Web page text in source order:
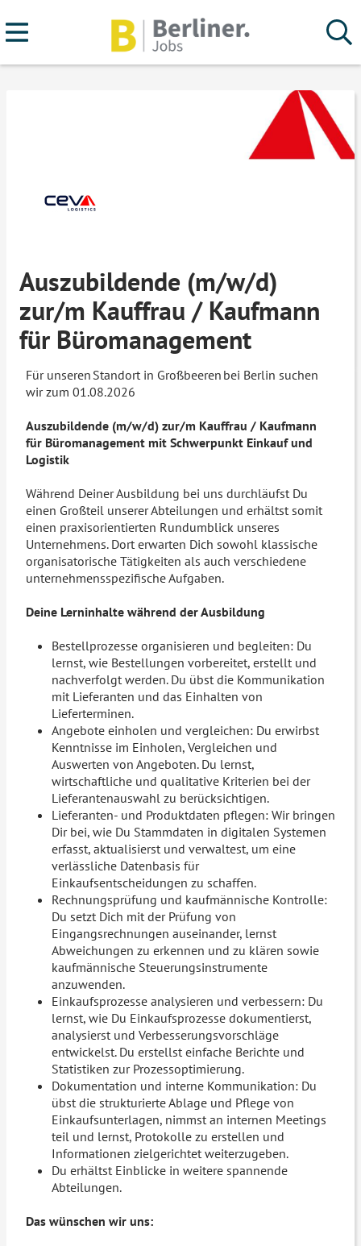
Auszubildende (m/w/d)
zur/m Kauffrau / Kaufmann
für Büromanagement
Für unseren Standort in Großbeeren bei Berlin suchen
wir zum 01.08.2026
Auszubildende (m/w/d) zur/m Kauffrau / Kaufmann
für Büromanagement mit Schwerpunkt Einkauf und
Logistik
Während Deiner Ausbildung bei uns durchläufst Du
einen Großteil unserer Abteilungen und erhältst somit
einen praxisorientierten Rundumblick unseres
Unternehmens. Dort erwarten Dich sowohl klassische
organisatorische Tätigkeiten als auch verschiedene
unternehmensspezifische Aufgaben.
Deine Lerninhalte während der Ausbildung
Bestellprozesse organisieren und begleiten: Du
lernst, wie Bestellungen vorbereitet, erstellt und
nachverfolgt werden. Du übst die Kommunikation
mit Lieferanten und das Einhalten von
Lieferterminen.
Angebote einholen und vergleichen: Du erwirbst
Kenntnisse im Einholen, Vergleichen und
Auswerten von Angeboten. Du lernst,
wirtschaftliche und qualitative Kriterien bei der
Lieferantenauswahl zu berücksichtigen.
Lieferanten- und Produktdaten pflegen: Wir bringen
Dir bei, wie Du Stammdaten in digitalen Systemen
erfasst, aktualisierst und verwaltest, um eine
verlässliche Datenbasis für
Einkaufsentscheidungen zu schaffen.
Rechnungsprüfung und kaufmännische Kontrolle:
Du setzt Dich mit der Prüfung von
Eingangsrechnungen auseinander, lernst
Abweichungen zu erkennen und zu klären sowie
kaufmännische Steuerungsinstrumente
anzuwenden.
Einkaufsprozesse analysieren und verbessern: Du
lernst, wie Du Einkaufsprozesse dokumentierst,
analysierst und Verbesserungsvorschläge
entwickelst. Du erstellst einfache Berichte und
Statistiken zur Prozessoptimierung.
Dokumentation und interne Kommunikation: Du
übst die strukturierte Ablage und Pflege von
Einkaufsunterlagen, nimmst an internen Meetings
teil und lernst, Protokolle zu erstellen und
Informationen zielgerichtet weiterzugeben.
Du erhältst Einblicke in weitere spannende
Abteilungen.
Das wünschen wir uns: